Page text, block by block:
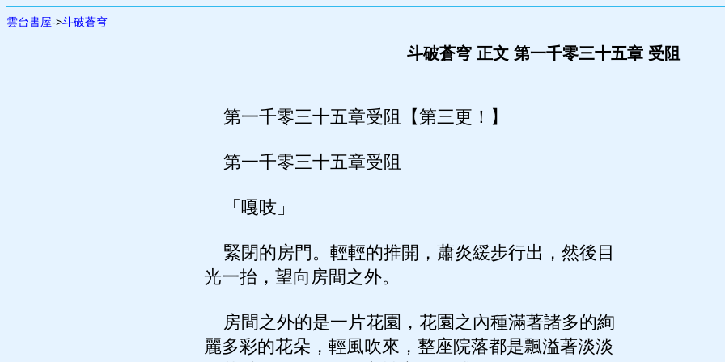
雲台書屋->斗破蒼穹
斗破蒼穹 正文 第一千零三十五章 受阻
第一千零三十五章受阻【第三更！】
第一千零三十五章受阻
「嘎吱」
緊閉的房門。輕輕的推開，蕭炎緩步行出，然後目
光一抬，望向房間之外。
房間之外的是一片花園，花園之內種滿著諸多的絢
麗多彩的花朵，輕風吹來，整座院落都是飄溢著淡淡